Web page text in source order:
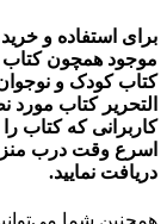
برای استفاده و خرید
موجود همچون
کتاب کودک و
التحریر کتاب
کاربرانی که کتاب را
اسرع وقت درب
دریافت نمایید.
همچنین شما